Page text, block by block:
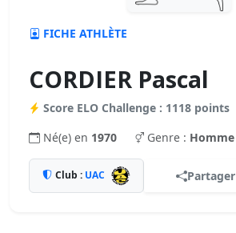
FICHE ATHLÈTE
CORDIER Pascal
Score ELO Challenge : 1118 points
Né(e) en 1970 Genre : Homme
Club : UAC Partager